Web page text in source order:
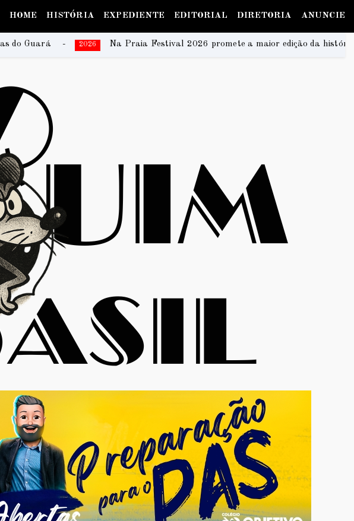
HOME HISTÓRIA EXPEDIENTE EDITORIAL DIRETORIA ANUNCIE
Na Praia Festival 2026 promete a maior edição da história e transforma Brasília